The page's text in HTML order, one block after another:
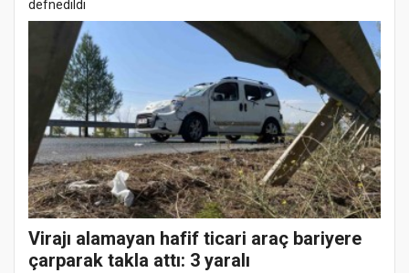
defnedildi
Virajı alamayan hafif ticari araç bariyere
çarparak takla attı: 3 yaralı